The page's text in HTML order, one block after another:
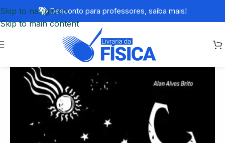
Skip to navigation
Skip to main content
Desconto para professores, saiba mais!